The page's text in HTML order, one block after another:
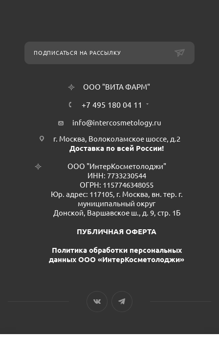
ПОДПИСАТЬСЯ НА РАССЫЛКУ
ООО "ВИТА ФАРМ"
+7 495 180 04 11
info@intercosmetology.ru
г. Москва, Волоколамское шоссе, д.2
Доставка по всей России!
ООО "ИнтерКосметолоджи"
ИНН: 7733230544
ОГРН: 1157746348055
Юр. адрес: 117105, г. Москва, вн. тер. г.
муниципальный округ
Донской, Варшавское ш., д. 9, стр. 1Б
ПУБЛИЧНАЯ ОФЕРТА
Политика обработки персональных
данных ООО «ИнтерКосметолоджи»